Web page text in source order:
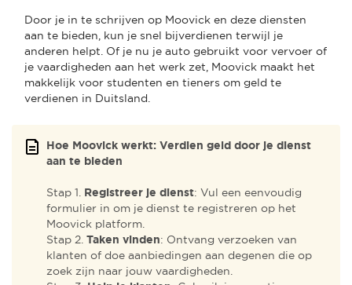
Door je in te schrijven op Moovick en deze diensten
aan te bieden, kun je snel bijverdienen terwijl je
anderen helpt. Of je nu je auto gebruikt voor vervoer of
je vaardigheden aan het werk zet, Moovick maakt het
makkelijk voor studenten en tieners om geld te
verdienen in Duitsland.
Hoe Moovick werkt: Verdien geld door je dienst
aan te bieden
Stap 1. Registreer je dienst: Vul een eenvoudig
formulier in om je dienst te registreren op het
Moovick platform.
Stap 2. Taken vinden: Ontvang verzoeken van
klanten of doe aanbiedingen aan degenen die op
zoek zijn naar jouw vaardigheden.